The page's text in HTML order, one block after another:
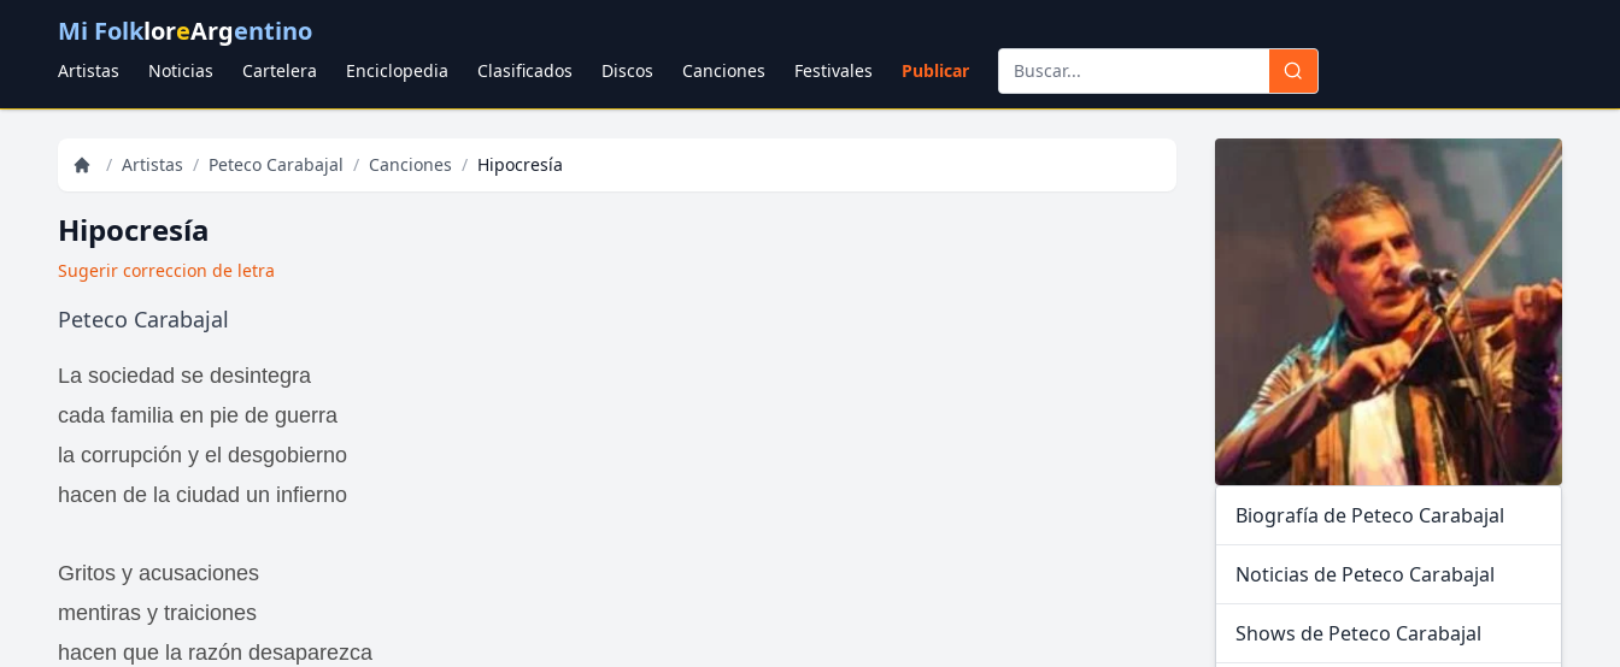
Mi FolkloreArgentino
Artistas Noticias Cartelera Enciclopedia Clasificados Discos Canciones Festivales Publicar
/ Artistas / Peteco Carabajal / Canciones / Hipocresía
Hipocresía
Sugerir correccion de letra
Peteco Carabajal
La sociedad se desintegra
cada familia en pie de guerra
la corrupción y el desgobierno
hacen de la ciudad un infierno
Gritos y acusaciones
mentiras y traiciones
hacen que la razón desaparezca
Biografía de Peteco Carabajal
Noticias de Peteco Carabajal
Shows de Peteco Carabajal